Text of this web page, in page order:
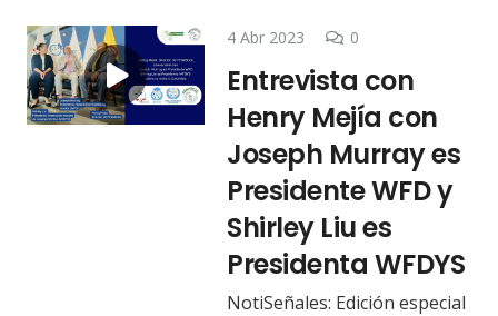
4 Abr 2023 0
Entrevista con
Henry Mejía con
Joseph Murray es
Presidente WFD y
Shirley Liu es
Presidenta WFDYS
NotiSeñales: Edición especial